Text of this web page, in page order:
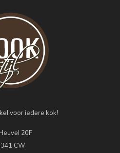
voor iedere kok!
20F
CW